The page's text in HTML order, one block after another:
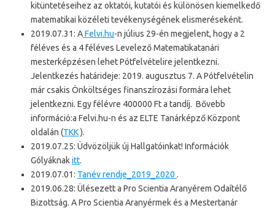
kitüntetéseihez az oktatói, kutatói és különösen kiemelkedő
matematikai közéleti tevékenységének elismeréseként.
2019.07.31: AFelvi.hu-n július 29-én megjelent, hogy a 2
féléves és a 4 féléves Levelező Matematikatanári
mesterképzésen lehet Pótfelvételire jelentkezni.
Jelentkezés határideje: 2019. augusztus 7. A Pótfelvételin
már csakis Önköltséges finanszírozási formára lehet
jelentkezni. Egy félévre 400000 Ft a tandíj. Bővebb
információ:a Felvi.hu-n és az ELTE Tanárképző Központ
oldalán (TKK).
2019.07.25: Üdvözöljük új Hallgatóinkat! Információk
Gólyáknakitt.
2019.07.01: Tanév rendje_2019_2020 .
2019.06.28: Ülésezett a Pro Scientia Aranyérem Odaítélő
Bizottság. A Pro Scientia Aranyérmek és a Mestertanár